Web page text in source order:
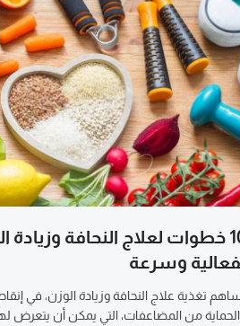
10 خطوات لعلاج النحافة وزيادة
وسرعة
تغذية علاج النحافة وزيادة الوزن، في
من المضاعفات، التي يمكن أن يتعرض